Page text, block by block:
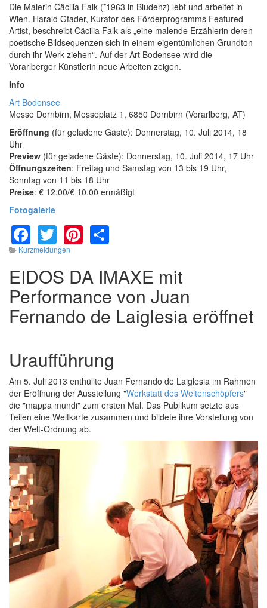
Die Malerin Cäcilia Falk (*1963 in Bludenz) lebt und arbeitet in
Wien. Harald Gfader, Kurator des Förderprogramms Featured
Artist, beschreibt Cäcilia Falk als „eine malende Erzählerin deren
poetische Bildsequenzen sich in einem eigentümlichen Grundton
durch ihr Werk ziehen“. Auf der Art Bodensee wird die
Vorarlberger Künstlerin neue Arbeiten zeigen.
Info
Art Bodensee
Messe Dornbirn, Messeplatz 1, 6850 Dornbirn (Vorarlberg, AT)
Eröffnung (für geladene Gäste): Donnerstag, 10. Juli 2014, 18
Uhr
Preview (für geladene Gäste): Donnerstag, 10. Juli 2014, 17 Uhr
Öffnungszeiten: Freitag und Samstag von 13 bis 19 Uhr,
Sonntag von 11 bis 18 Uhr
Preise: € 12,00/€ 10,00 ermäßigt
Fotogalerie
Facebook
TwitterPinterest
Kurzmeldungen
EIDOS DA IMAXE mit
Performance von Juan
Fernando de Laiglesia eröffnet
Uraufführung
Am 5. Juli 2013 enthüllte Juan Fernando de Laiglesia im Rahmen
der Eröffnung der Ausstellung "Werkstatt des Weltenschöpfers"
die "mappa mundi" zum ersten Mal. Das Publikum setzte aus
Teilen eine Weltkarte zusammen und bildete ihre Vorstellung von
der Welt-Ordnung ab.